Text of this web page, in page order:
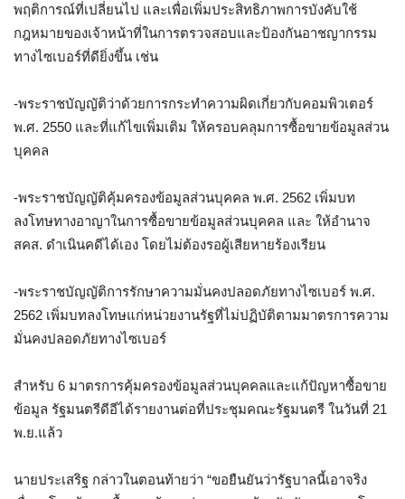
พฤติการณ์ที่เปลี่ยนไป และเพื่อเพิ่มประสิทธิภาพการบังคับใช้
กฎหมายของเจ้าหน้าที่ในการตรวจสอบและป้องกันอาชญากรรม
ทางไซเบอร์ที่ดียิ่งขึ้น เช่น
-พระราชบัญญัติว่าด้วยการกระทำความผิดเกี่ยวกับคอมพิวเตอร์
พ.ศ. 2550 และที่แก้ไขเพิ่มเติม ให้ครอบคลุมการซื้อขายข้อมูลส่วน
บุคคล
-พระราชบัญญัติคุ้มครองข้อมูลส่วนบุคคล พ.ศ. 2562 เพิ่มบท
ลงโทษทางอาญาในการซื้อขายข้อมูลส่วนบุคคล และ ให้อำนาจ
สคส. ดำเนินคดีได้เอง โดยไม่ต้องรอผู้เสียหายร้องเรียน
-พระราชบัญญัติการรักษาความมั่นคงปลอดภัยทางไซเบอร์ พ.ศ.
2562 เพิ่มบทลงโทษแก่หน่วยงานรัฐที่ไม่ปฏิบัติตามมาตรการความ
มั่นคงปลอดภัยทางไซเบอร์
สำหรับ 6 มาตรการคุ้มครองข้อมูลส่วนบุคคลและแก้ปัญหาซื้อขาย
ข้อมูล รัฐมนตรีดีอีได้รายงานต่อที่ประชุมคณะรัฐมนตรี ในวันที่ 21
พ.ย.แล้ว
นายประเสริฐ กล่าวในตอนท้ายว่า “ขอยืนยันว่ารัฐบาลนี้เอาจริง